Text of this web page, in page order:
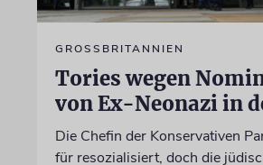
GROSSBRITANNIEN
Tories wegen
von Ex-Neonazi in
Die Chefin der Konservativen
für resozialisiert, doch die